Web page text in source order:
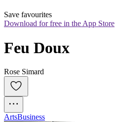
Save favourites
Download for free in the App Store
Feu Doux
Rose Simard
ArtsBusiness